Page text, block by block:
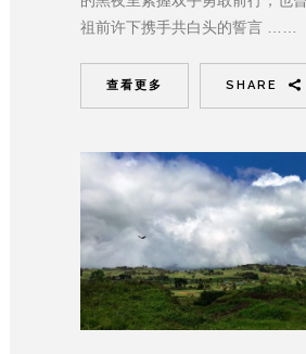
祖前许下携手共白头的誓言 ……
查看更多 SHARE